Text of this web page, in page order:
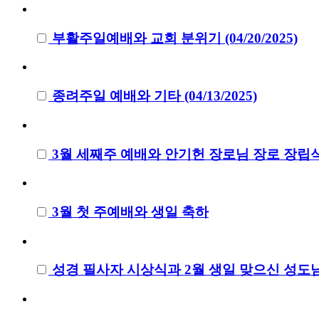
부활주일예배와 교회 분위기 (04/20/2025)
종려주일 예배와 기타 (04/13/2025)
3월 세째주 예배와 안기헌 장로님 장로 장립
3월 첫 주예배와 생일 축하
성경 필사자 시상식과 2월 생일 맞으신 성도